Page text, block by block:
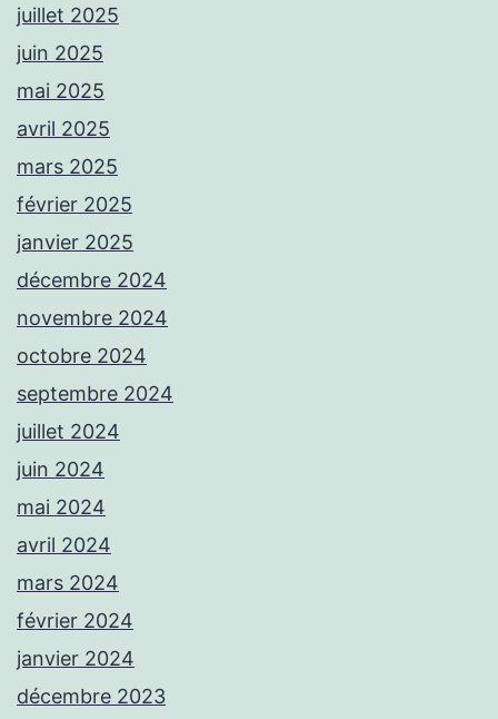
juillet 2025
juin 2025
mai 2025
avril 2025
mars 2025
février 2025
janvier 2025
décembre 2024
novembre 2024
octobre 2024
septembre 2024
juillet 2024
juin 2024
mai 2024
avril 2024
mars 2024
février 2024
janvier 2024
décembre 2023